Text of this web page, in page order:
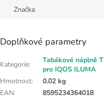
Značka
Doplňkové parametry
Kategorie:
Tabákové náplně
pro IQOS ILUMA
Hmotnost:
0.02 kg
EAN:
8595234364018